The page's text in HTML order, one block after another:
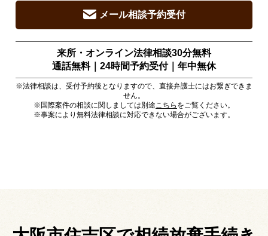
メール相談予約受付
来所・オンライン法律相談30分無料
通話無料｜24時間予約受付｜ 年中無休
※法律相談は、受付予約後となりますので、直接弁護士にはお繋ぎできま
せん。
※国際案件の相談に関しましては別途こちら をご覧ください。
※事案により無料法律相談に対応できない場合がございます。